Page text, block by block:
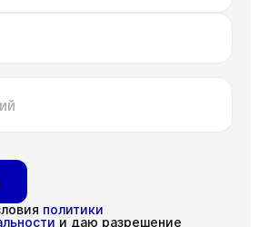
политики
и даю разрешение